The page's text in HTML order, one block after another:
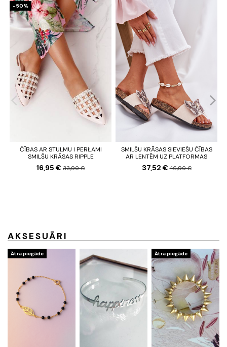
-50%
ČĪBAS AR STULMU I PERŁAMI
SMILŠU KRĀSAS RIPPLE
16,95 € 33,90 €
SMILŠU KRĀSAS SIEVIEŠU ČĪBAS
AR LENTĒM UZ PLATFORMAS
37,52 €46,90 €
AKSESUĀRI
Ātra piegāde Ātra piegāde